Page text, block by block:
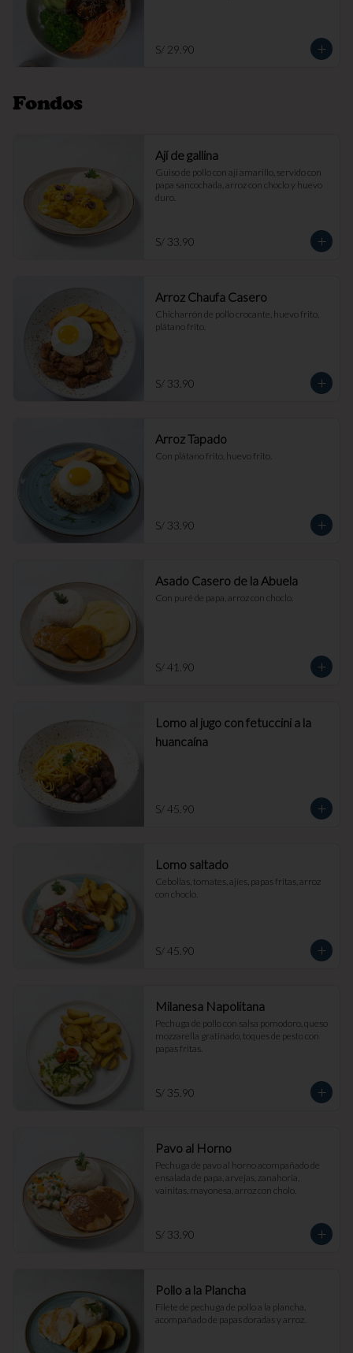
S/ 29.90
Fondos
Ají de gallina
Guiso de pollo con ají amarillo, servido con
papa sancochada, arroz con choclo y huevo
duro.
S/ 33.90
Arroz Chaufa Casero
Chicharrón de pollo crocante, huevo frito,
plátano frito.
S/ 33.90
Arroz Tapado
Con plátano frito, huevo frito.
S/ 33.90
Asado Casero de la Abuela
Con puré de papa, arroz con choclo.
S/ 41.90
Lomo al jugo con fetuccini a la
huancaína
S/ 45.90
Lomo saltado
Cebollas, tomates, ajíes, papas fritas, arroz
con choclo.
S/ 45.90
Milanesa Napolitana
Pechuga de pollo con salsa pomodoro, queso
mozzarella gratinado, toques de pesto con
papas fritas.
S/ 35.90
Pavo al Horno
Pechuga de pavo al horno acompañado de
ensalada de papa, arvejas, zanahoria,
vainitas, mayonesa, arroz con cholo.
S/ 33.90
Pollo a la Plancha
Filete de pechuga de pollo a la plancha,
acompañado de papas doradas y arroz.